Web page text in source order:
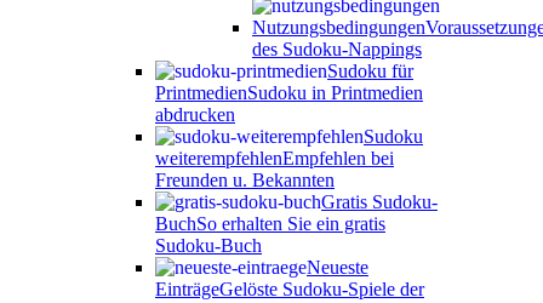
Nutzungsbedingungen
des Sudoku-Nappings
Sudoku für
PrintmedienSudoku in Printmedien
abdrucken
Sudoku
weiterempfehlenEmpfehlen bei
Freunden u. Bekannten
Gratis Sudoku-
BuchSo erhalten Sie ein gratis
Sudoku-Buch
Neueste
EinträgeGelöste Sudoku-Spiele der